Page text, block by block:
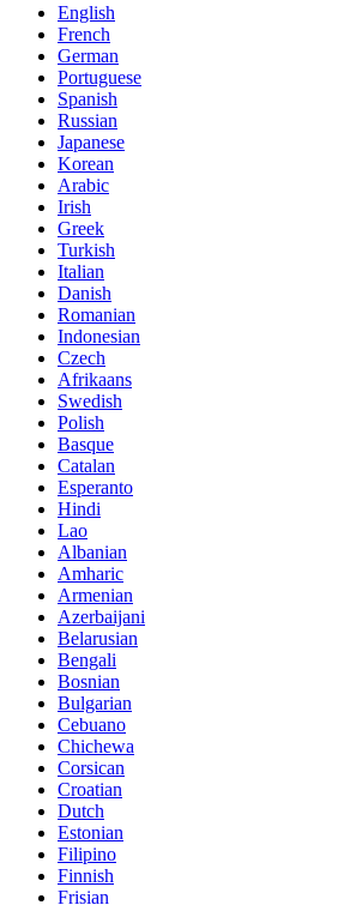
English
French
German
Portuguese
Spanish
Russian
Japanese
Korean
Arabic
Irish
Greek
Turkish
Italian
Danish
Romanian
Indonesian
Czech
Afrikaans
Swedish
Polish
Basque
Catalan
Esperanto
Hindi
Lao
Albanian
Amharic
Armenian
Azerbaijani
Belarusian
Bengali
Bosnian
Bulgarian
Cebuano
Chichewa
Corsican
Croatian
Dutch
Estonian
Filipino
Finnish
Frisian